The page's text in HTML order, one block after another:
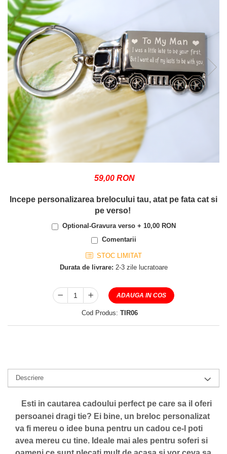
59,00 RON
Incepe personalizarea brelocului tau, atat pe fata cat si
pe verso!
Optional-Gravura verso + 10,00 RON
Comentarii
STOC LIMITAT
Durata de livrare: 2-3 zile lucratoare
ADAUGA IN COS
Cod Produs: TIR06
Descriere
Esti in cautarea cadoului perfect pe care sa il oferi
persoanei dragi tie? Ei bine, un breloc personalizat
va fi mereu o idee buna pentru un cadou ce-l poti
avea mereu cu tine. Ideale mai ales pentru soferi si